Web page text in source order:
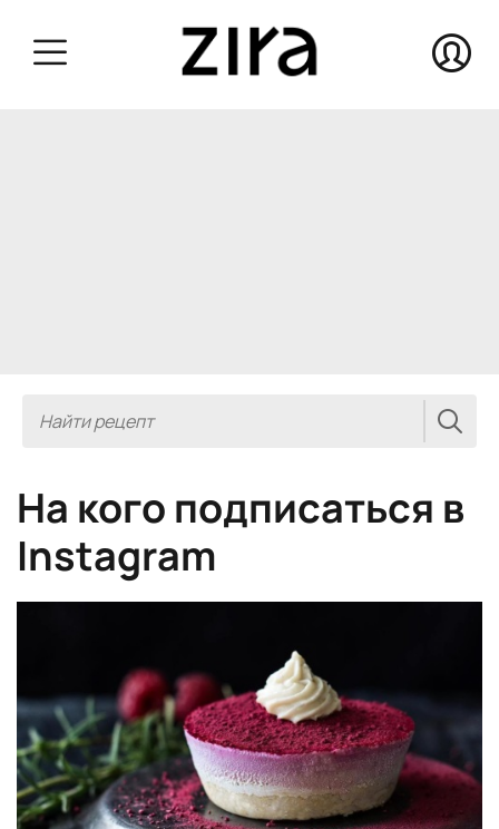
На кого подписаться в
Instagram